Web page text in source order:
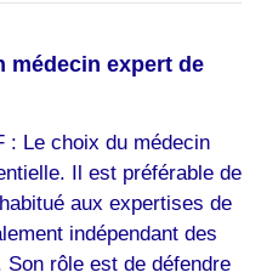
médecin expert de
: Le choix du médecin
Il est préférable de
aux expertises de
indépendant des
Son rôle est de défendre